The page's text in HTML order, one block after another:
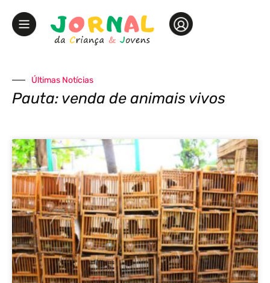
Últimas Notícias
Pauta: venda de animais vivos